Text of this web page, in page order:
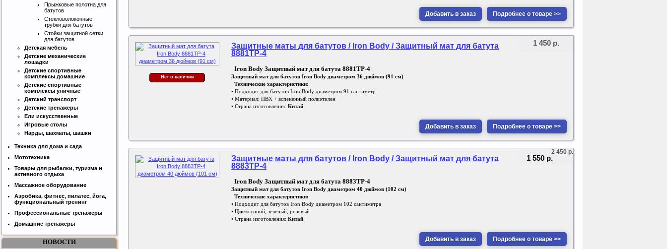
Добавить в заказ Подробнее о товаре >>
Нет в наличии
Защитные маты для батутов / Iron Body / Защитный мат для батута
8881TP-4
Iron Body Защитный мат для батута 8881TP-4
Защитный мат для батутов Iron Body диаметром 36 дюймов (91 см)
Технические характеристики:
• Подходит для батутов Iron Body диаметром 91 сантиметр
• Материал: ПВХ + вспененный полиэтилен
• Страна изготовления: Китай
Добавить в заказ Подробнее о товаре >>
1 450 р.
Защитные маты для батутов / Iron Body / Защитный мат для батута
8883TP-4
Iron Body Защитный мат для батута 8883TP-4
Защитный мат для батутов Iron Body диаметром 40 дюймов (102 см)
Технические характеристики:
• Подходит для батутов Iron Body диаметром 102 сантиметра
• Цвет: синий, зелёный, розовый
• Страна изготовления: Китай
Добавить в заказ Подробнее о товаре >>
2 450 р.
1 550 р.
Прыжковые полотна для
батутов
Стекловолоконные
трубки для батутов
Стойки защитной сетки
для батутов
Детская мебель
Детские механические
лошадки
Детские спортивные
комплексы домашние
Детские спортивные
комплексы уличные
Детский транспорт
Детские тренажеры
Ели искусственные
Игровые столы
Нарды, шахматы, шашки
Техника для дома и сада
Мототехника
Товары для рыбалки, туризма и
активного отдыха
Массажное оборудование
Аэробика, фитнес, пилатес, йога,
функциональный тренинг
Профессиональные тренажеры
Домашние тренажеры
НОВОСТИ
Интернет магазин SportLife
Работаем на рынке спортивных
товаров с 2008 года!
товара!